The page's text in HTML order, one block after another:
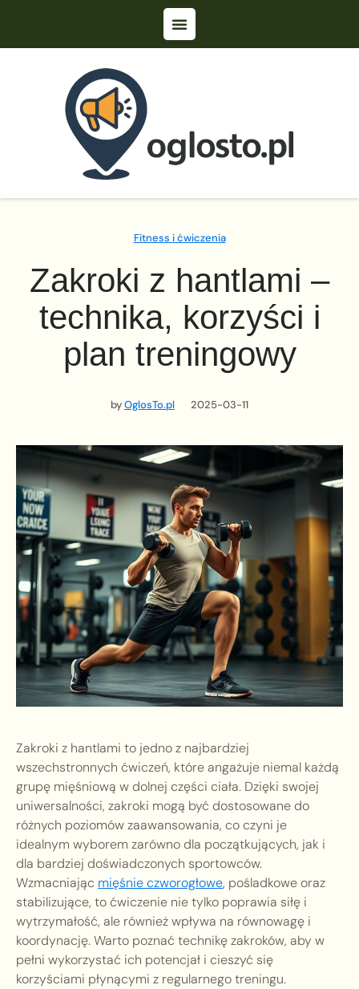
Fitness i ćwiczenia
Zakroki z hantlami –
technika, korzyści i
plan treningowy
byOglosTo.pl 2025-03-11
Zakroki z hantlami to jedno z najbardziej
wszechstronnych ćwiczeń, które angażuje niemal każdą
grupę mięśniową w dolnej części ciała. Dzięki swojej
uniwersalności, zakroki mogą być dostosowane do
różnych poziomów zaawansowania, co czyni je
idealnym wyborem zarówno dla początkujących, jak i
dla bardziej doświadczonych sportowców.
Wzmacniając mięśnie czworogłowe, pośladkowe oraz
stabilizujące, to ćwiczenie nie tylko poprawia siłę i
wytrzymałość, ale również wpływa na równowagę i
koordynację. Warto poznać technikę zakroków, aby w
pełni wykorzystać ich potencjał i cieszyć się
korzyściami płynącymi z regularnego treningu.